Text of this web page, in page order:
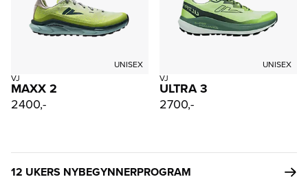
UNISEX
VJ
MAXX 2
2400,-
UNISEX
VJ
ULTRA 3
2700,-
12 UKERS NYBEGYNNERPROGRAM